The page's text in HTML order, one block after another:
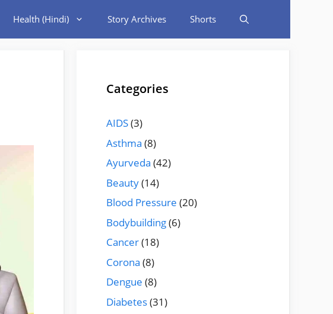
Health (Hindi) Story Archives Shorts
Categories
AIDS(3)
Asthma (8)
Ayurveda (42)
Beauty(14)
Blood Pressure (20)
Bodybuilding(6)
Cancer(18)
Corona (8)
Dengue (8)
Diabetes(31)